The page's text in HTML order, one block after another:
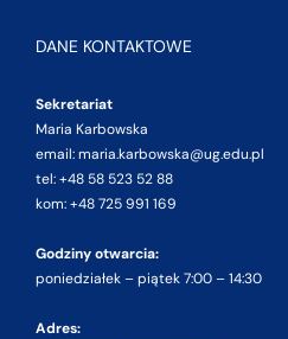
DANE KONTAKTOWE
Sekretariat
Maria Karbowska
email: maria.karbowska@ug.edu.pl
tel: +48 58 523 52 88
kom: +48 725 991 169
Godziny otwarcia:
poniedziałek – piątek 7:00 – 14:30
Adres: